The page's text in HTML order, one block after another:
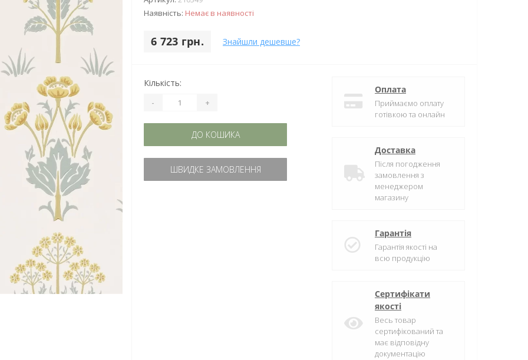
Наявність: Немає в наявності
6 723 грн. Знайшли дешевше?
Кількість:
- +
ДО КОШИКА
ШВИДКЕ ЗАМОВЛЕННЯ
Оплата
Приймаємо оплату
готівкою та онлайн
Доставка
Після погодження
замовлення з
менеджером
магазину
Гарантія
Гарантія якості на
всю продукцію
Сертифікати
якості
Весь товар
сертифікований та
має відповідну
документацію